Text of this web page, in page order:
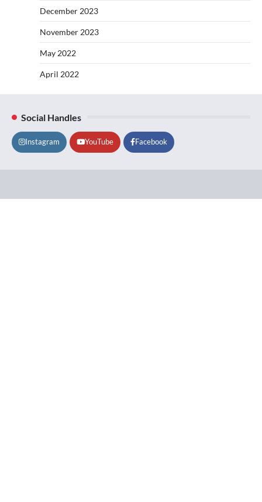
December 2023
November 2023
May 2022
April 2022
Social Handles
Instagram YouTube Facebook